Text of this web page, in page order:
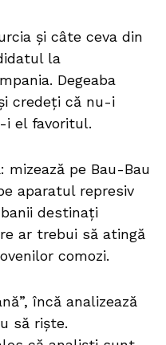
și câte ceva din
la
Degeaba
credeți că nu-i
i el favoritul.
mizează pe Bau-Bau
aparatul represiv
destinați
ar trebui să atingă
comozi.
încă analizează
să riște.